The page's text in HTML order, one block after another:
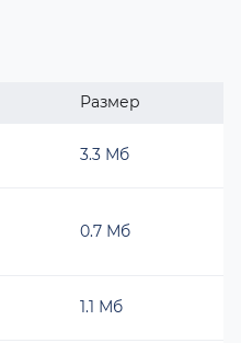
Размер
3.3 Мб
0.7 Мб
1.1 Мб